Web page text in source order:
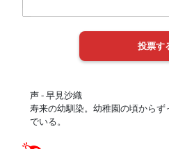
声 - 早見沙織
寿来の幼馴染。幼稚園の頃から
でいる。